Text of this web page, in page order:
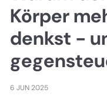
Körper
denkst -
6 JUN 2025